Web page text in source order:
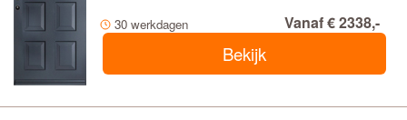
30 werkdagen Vanaf € 2338,-
Bekijk